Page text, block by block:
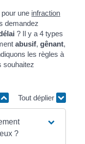
une infraction
demandez
? Il y a 4 types
abusif,gênant,
les règles à
souhaitez
Tout déplier
?